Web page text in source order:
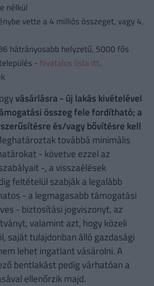
nélkül
vette a 4 milliós összeget, vagy 4,
hátrányosabb helyzetű, 5000 fős
- hivatalos lista itt.
vásárlásra - új lakás kivételével
összeg fele fordítható; a
és/vagy bővítésre kell
továbbá minimális
- követve ezzel az
-, a visszaélések
feltételül szabják a legalább
- a legmagasabb támogatási
- biztosítási jogviszonyt, az
valamint azt, hogy közeli
saját tulajdonban álló gazdasági
lehet ingatlant vásárolni. A
bentlakást pedig várhatóan a
ellenőrzik majd.